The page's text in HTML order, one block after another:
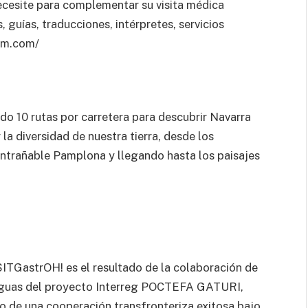
para complementar su visita médica
guías, traducciones, intérpretes, servicios
10 rutas por carretera para descubrir Navarra
diversidad de nuestra tierra, desde los
Pamplona y llegando hasta los paisajes
es el resultado de la colaboración de
del proyecto Interreg POCTEFA GATURI,